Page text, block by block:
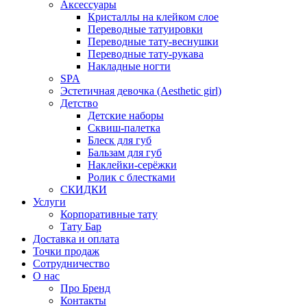
Аксессуары
Кристаллы на клейком слое
Переводные татуировки
Переводные тату-веснушки
Переводные тату-рукава
Накладные ногти
SPA
Эстетичная девочка (Aesthetic girl)
Детство
Детские наборы
Сквиш-палетка
Блеск для губ
Бальзам для губ
Наклейки-серёжки
Ролик с блестками
СКИДКИ
Услуги
Корпоративные тату
Тату Бар
Доставка и оплата
Точки продаж
Сотрудничество
О нас
Про Бренд
Контакты